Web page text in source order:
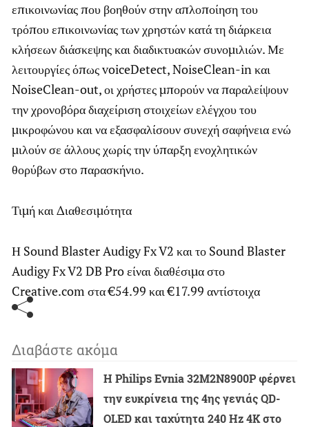
επικοινωνίας που βοηθούν στην απλοποίηση του
τρόπου επικοινωνίας των χρηστών κατά τη διάρκεια
κλήσεων διάσκεψης και διαδικτυακών συνομιλιών. Με
λειτουργίες όπως voiceDetect, NoiseClean-in και
NoiseClean-out, οι χρήστες μπορούν να παραλείψουν
την χρονοβόρα διαχείριση στοιχείων ελέγχου του
μικροφώνου και να εξασφαλίσουν συνεχή σαφήνεια ενώ
μιλούν σε άλλους χωρίς την ύπαρξη ενοχλητικών
θορύβων στο παρασκήνιο.
Τιμή και Διαθεσιμότητα
Η Sound Blaster Audigy Fx V2 και το Sound Blaster
Audigy Fx V2 DB Pro είναι διαθέσιμα στο
Creative.com στα €54.99 και €17.99 αντίστοιχα
Διαβάστε ακόμα
Η Philips Evnia 32M2N8900P φέρνει
την ευκρίνεια της 4ης γενιάς QD-
OLED και ταχύτητα 240 Hz 4K στο